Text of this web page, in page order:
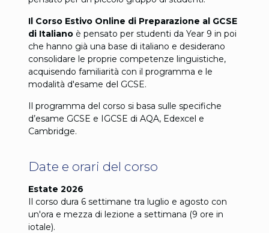
Il Corso Estivo Online di Preparazione al GCSE
di Italianoè pensato per studenti da Year 9 in poi
che hanno già una base di italiano e desiderano
consolidare le proprie competenze linguistiche,
acquisendo familiarità con il programma e le
modalità d'esame del GCSE.
Il programma del corso si basa sulle specifiche
d’esame GCSE e IGCSE di AQA, Edexcel e
Cambridge.
Date e orari del corso
Estate 2026
Il corso dura 6 settimane tra luglio e agosto con
un'ora e mezza di lezione a settimana (9 ore in
iotale).